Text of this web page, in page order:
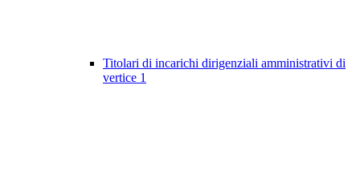
Titolari di incarichi dirigenziali amministrativi di
vertice 1